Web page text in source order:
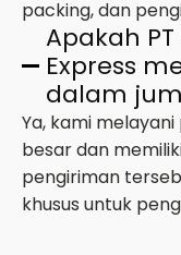
packing, dan
Apakah
Express
dalam
Ya, kami
besar dan
pengiriman
khusus untuk